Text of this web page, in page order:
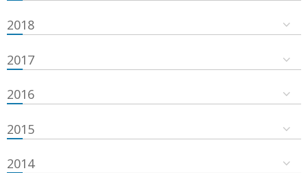
2018
2017
2016
2015
2014